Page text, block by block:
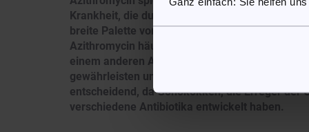
Krankheit, die durch das Bakterium Neisseria
breite Palette von Bakterien zu bekämpfen,
Azithromycin häufig als Teil einer
einem anderen Antibiotikum, wie Ceftriaxon,
gewährleisten und die Entwicklung von
entscheidend, da Gonokokken, die Erreger der
verschiedene Antibiotika entwickelt haben.